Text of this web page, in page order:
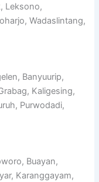
Leksono,
Wadaslintang,
Banyuurip,
Kaligesing,
Purwodadi,
Buayan,
Karanggayam,